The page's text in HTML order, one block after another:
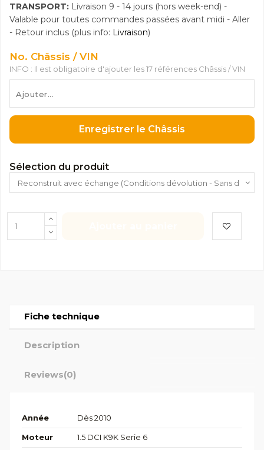
TRANSPORT: Livraison 9 - 14 jours (hors week-end) -
Valable pour toutes commandes passées avant midi - Aller
- Retour inclus (plus info: Livraison)
No. Châssis / VIN
INFO : Il est obligatoire d'ajouter les 17 références Châssis / VIN
Enregistrer le Châssis
Sélection du produit
Fiche technique
Description
Reviews(0)
Année Dès 2010
Moteur 1.5 DCI K9K Serie 6